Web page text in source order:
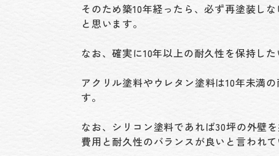
そのため築10年経ったら、必ず再塗装し
と思います。
なお、確実に10年以上の耐久性を保持し
アクリル塗料やウレタン塗料は10年未満
す。
なお、シリコン塗料であれば30坪の外壁
費用と耐久性のバランスが良いと言われ